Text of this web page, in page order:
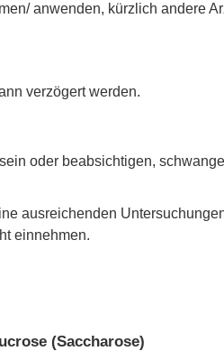
anwenden, kürzlich andere
verzögert werden.
oder beabsichtigen,
ausreichenden
einnehmen.
(Saccharose)